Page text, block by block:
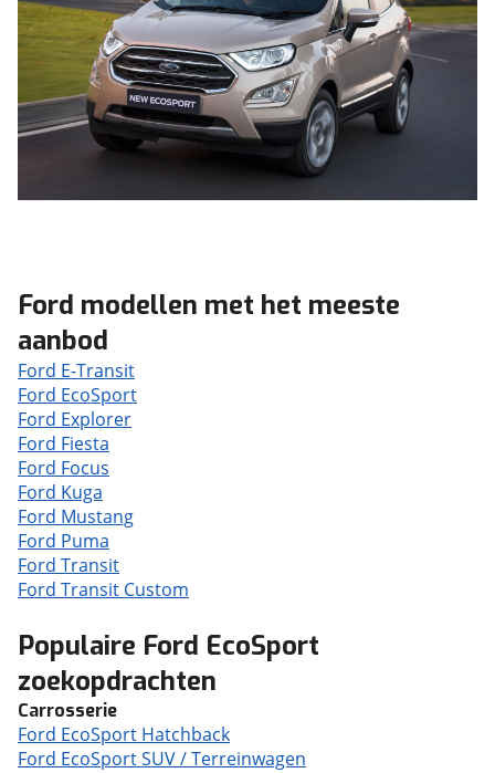
Ford modellen met het meeste
aanbod
Ford E-Transit
Ford EcoSport
Ford Explorer
Ford Fiesta
Ford Focus
Ford Kuga
Ford Mustang
Ford Puma
Ford Transit
Ford Transit Custom
Populaire Ford EcoSport
zoekopdrachten
Carrosserie
Ford EcoSport Hatchback
Ford EcoSport SUV / Terreinwagen